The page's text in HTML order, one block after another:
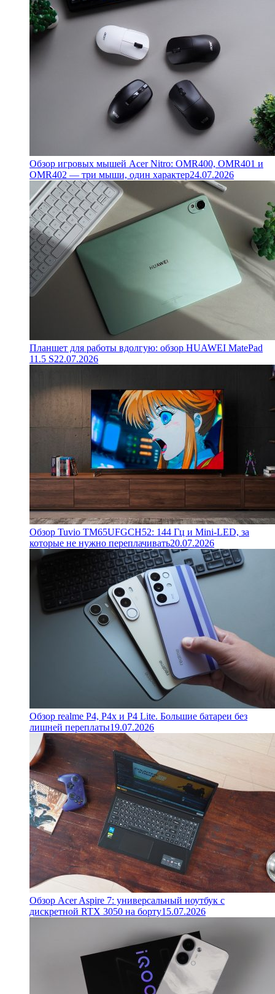
Обзор игровых мышей Acer Nitro: OMR400, OMR401 и
OMR402 — три мыши, один характер24.07.2026
Планшет для работы вдолгую: обзор HUAWEI MatePad
11.5 S22.07.2026
Обзор Tuvio TM65UFGCH52: 144 Гц и Mini-LED, за
которые не нужно переплачивать20.07.2026
Обзор realme P4, P4x и P4 Lite. Большие батареи без
лишней переплаты19.07.2026
Обзор Acer Aspire 7: универсальный ноутбук с
дискретной RTX 3050 на борту15.07.2026